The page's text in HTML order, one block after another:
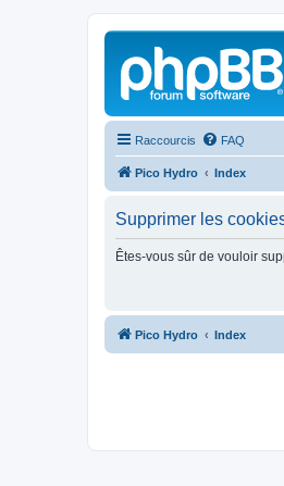
Raccourcis FAQ
Pico Hydro Index
Supprimer les
Êtes-vous sûr de vouloir
Pico Hydro Index